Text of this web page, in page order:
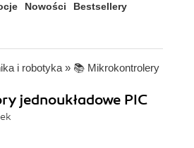
Nowości Bestsellery
i robotyka » 📚 Mikrokontrolery
jednoukładowe PIC